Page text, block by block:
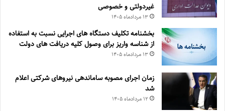
غیردولتی و خصوصی
۱۳ مرداد‌ماه ۱۴۰۵
بخشنامه تکلیف دستگاه های اجرایی نسبت به استفاده
از شناسه واریز برای وصول کلیه دریافت های دولت
۱۳ مرداد‌ماه ۱۴۰۵
زمان اجرای مصوبه ساماندهی نیروهای شرکتی اعلام
شد
۱۲ مرداد‌ماه ۱۴۰۵